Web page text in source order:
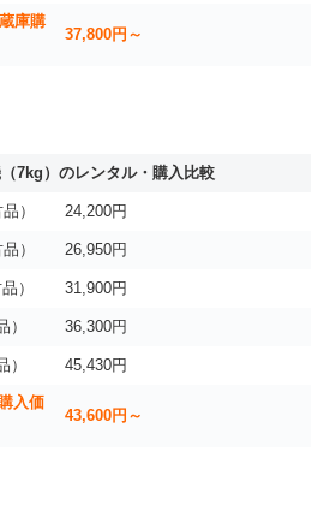
庫購
37,800円～
7kg）のレンタル・購入比較
） 24,200円
） 26,950円
） 31,900円
36,300円
45,430円
入価
43,600円～